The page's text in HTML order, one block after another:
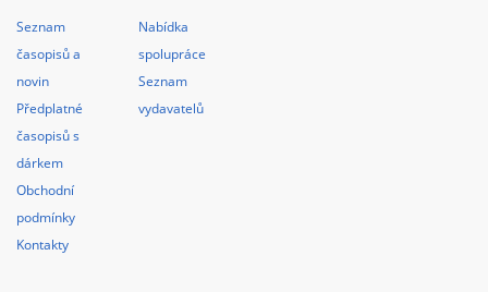
Seznam
časopisů a
novin
Předplatné
časopisů s
dárkem
Obchodní
podmínky
Kontakty
Nabídka
spolupráce
Seznam
vydavatelů